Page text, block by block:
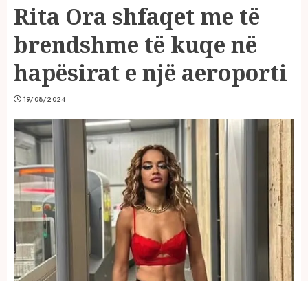
Rita Ora shfaqet me të
brendshme të kuqe në
hapësirat e një aeroporti
19/08/2024